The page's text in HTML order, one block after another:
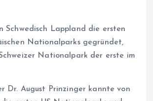
Schwedisch Lappland die ersten
Nationalparks gegründet,
Nationalpark der erste im
Dr. August Prinzinger kannte von